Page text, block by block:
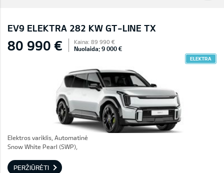
EV9 ELEKTRA 282 KW GT-LINE TX
80 990 € Kaina: 89 990 €
Nuolaida: 9 000 €
ELEKTRA
Elektros variklis, Automatinė
Snow White Pearl (SWP),
PERŽIŪRĖTI